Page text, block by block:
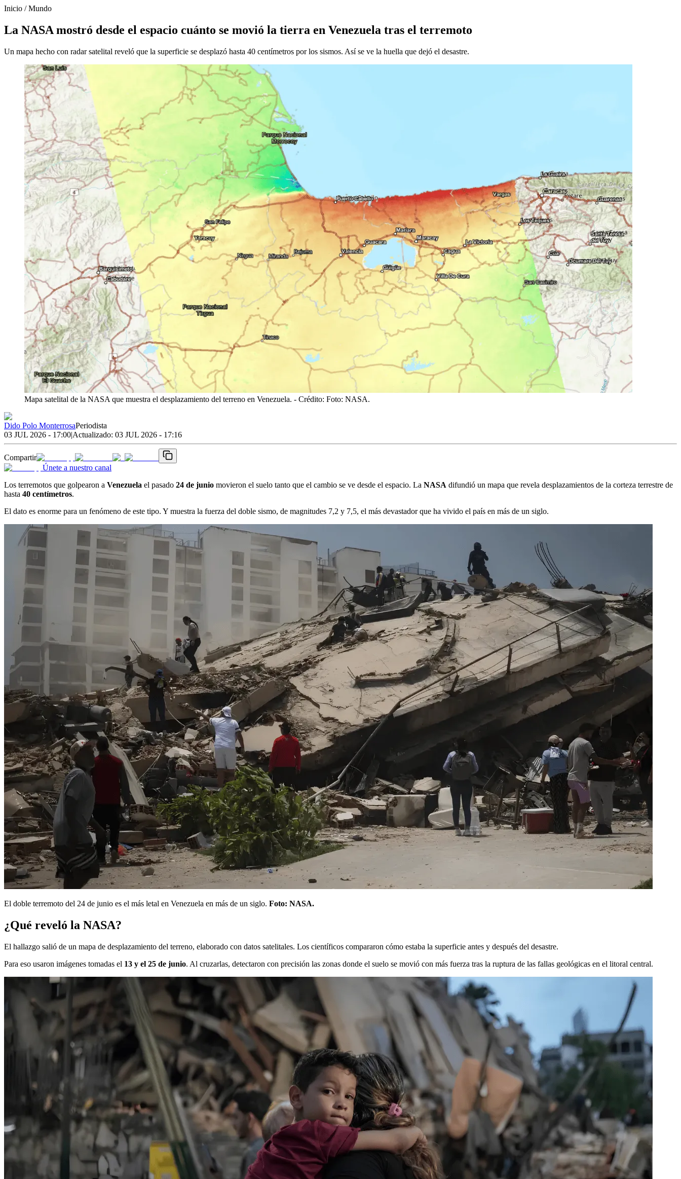
Inicio /Mundo
La NASA mostró desde el espacio cuánto se movió la tierra en Venezuela tras el terremoto
Un mapa hecho con radar satelital reveló que la superficie se desplazó hasta 40 centímetros por los sismos. Así se ve la huella que dejó el desastre.
Mapa satelital de la NASA que muestra el desplazamiento del terreno en Venezuela. - Crédito: Foto: NASA.
Dido Polo MonterrosaPeriodista
03 JUL 2026 - 17:00|Actualizado: 03 JUL 2026 - 17:16
Compartir
Únete a nuestro canal
Los terremotos que golpearon a Venezuela el pasado 24 de junio movieron el suelo tanto que el cambio se ve desde el espacio. La NASA difundió un mapa que revela desplazamientos de la corteza terrestre de
hasta 40 centímetros.
El dato es enorme para un fenómeno de este tipo. Y muestra la fuerza del doble sismo, de magnitudes 7,2 y 7,5, el más devastador que ha vivido el país en más de un siglo.
El doble terremoto del 24 de junio es el más letal en Venezuela en más de un siglo. Foto: NASA.
¿Qué reveló la NASA?
El hallazgo salió de un mapa de desplazamiento del terreno, elaborado con datos satelitales. Los científicos compararon cómo estaba la superficie antes y después del desastre.
Para eso usaron imágenes tomadas el 13 y el 25 de junio. Al cruzarlas, detectaron con precisión las zonas donde el suelo se movió con más fuerza tras la ruptura de las fallas geológicas en el litoral central.